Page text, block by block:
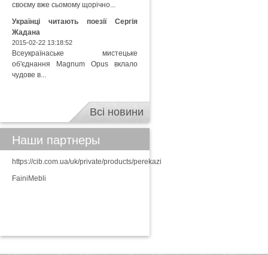
своєму вже сьомому щорічно...
Українці читають поезії Сергія
Жадана
2015-02-22 13:18:52
Всеукраїнаське мистецьке
об'єднання Magnum Opus вклало
чудове в...
Всі новини
Наши партнеры
https://cib.com.ua/uk/private/products/perekazi
FainiMebli